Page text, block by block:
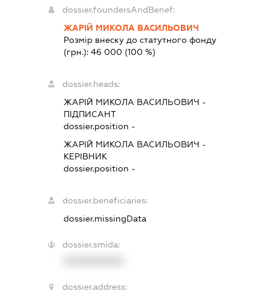
dossier.foundersAndBenef:
ЖАРІЙ МИКОЛА ВАСИЛЬОВИЧ
Розмір внеску до статутного фонду
(грн.):46 000 (100 %)
dossier.heads:
ЖАРІЙ МИКОЛА ВАСИЛЬОВИЧ -
ПІДПИСАНТ
dossier.position -
ЖАРІЙ МИКОЛА ВАСИЛЬОВИЧ -
КЕРІВНИК
dossier.position -
dossier.beneficiaries:
dossier.missingData
dossier.smida:
dossier.address: